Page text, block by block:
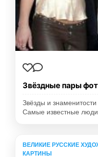
Звёздные пары
Звёзды и
Самые известные
ВЕЛИКИЕ РУССКИЕ
КАРТИНЫ